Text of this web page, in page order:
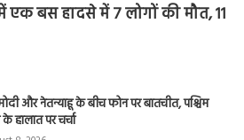
एक बस हादसे में 7 लोगों की मौत, 11
और नेतन्याहू के बीच फोन पर बातचीत, पश्चिम
हालात पर चर्चा